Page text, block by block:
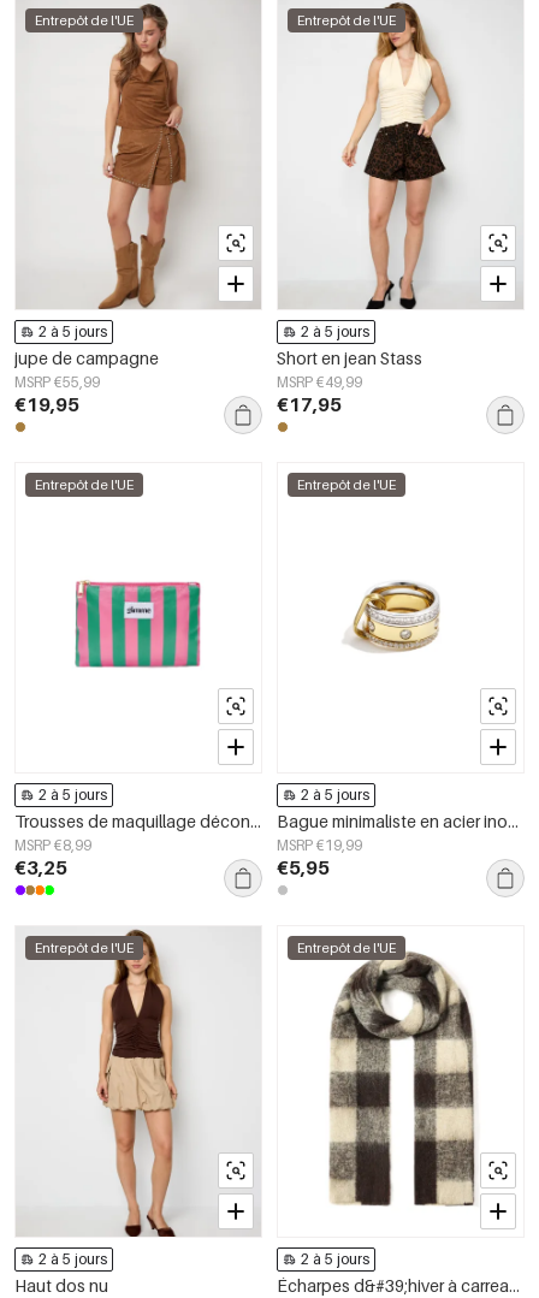
Entrepôt de l'UE
2 à 5 jours
jupe de campagne
MSRP €55,99
€19,95
Entrepôt de l'UE
2 à 5 jours
Short en jean Stass
MSRP €49,99
€17,95
Entrepôt de l'UE
2 à 5 jours
Trousses de maquillage décontractées en polyester pour accessoires quotidiens
MSRP €8,99
€3,25
Entrepôt de l'UE
2 à 5 jours
Bague minimaliste en acier inoxydable, style cercle, collection Daily Simple, bijoux pour femmes
MSRP €19,99
€5,95
Entrepôt de l'UE
2 à 5 jours
Haut dos nu
Entrepôt de l'UE
2 à 5 jours
Écharpes d&#39;hiver à carreaux, simples, en polyester, accessoires du quotidien